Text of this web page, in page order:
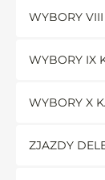
WYBORY
WYBORY IX
WYBORY X
ZJAZDY